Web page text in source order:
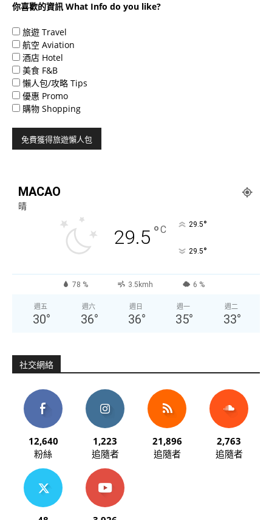
你喜歡的資訊 What Info do you like?
旅遊 Travel
航空 Aviation
酒店 Hotel
美食 F&B
懶人包/攻略 Tips
優惠 Promo
購物 Shopping
MACAO
晴
29.5 °C 29.5°
29.5°
78 % 3.5kmh 6 %
週五
30°
週六
36°
週日
36°
週一
35°
週二
33°
社交網絡
12,640
粉絲
1,223
追隨者
21,896
追隨者
2,763
追隨者